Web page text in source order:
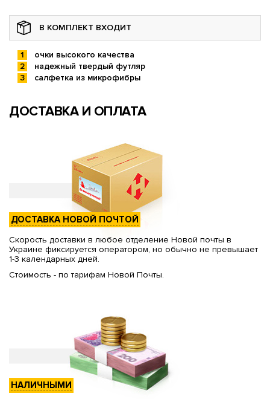
В КОМПЛЕКТ ВХОДИТ
очки высокого качества
надежный твердый футляр
салфетка из микрофибры
ДОСТАВКА И ОПЛАТА
ДОСТАВКА НОВОЙ ПОЧТОЙ
Скорость доставки в любое отделение Новой почты в
Украине фиксируется оператором, но обычно не превышает
1-3 календарных дней.
Стоимость - по тарифам Новой Почты.
НАЛИЧНЫМИ